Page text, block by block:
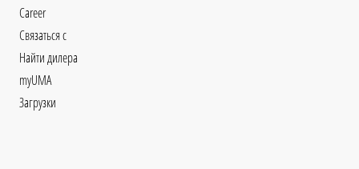
Career
Связаться с
Найти дилера
myUMA
Загрузки